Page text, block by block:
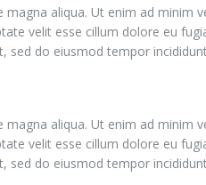
aliqua. Ut enim ad minim
velit esse cillum dolore eu
sed do eiusmod tempor
aliqua. Ut enim ad minim
velit esse cillum dolore eu
sed do eiusmod tempor